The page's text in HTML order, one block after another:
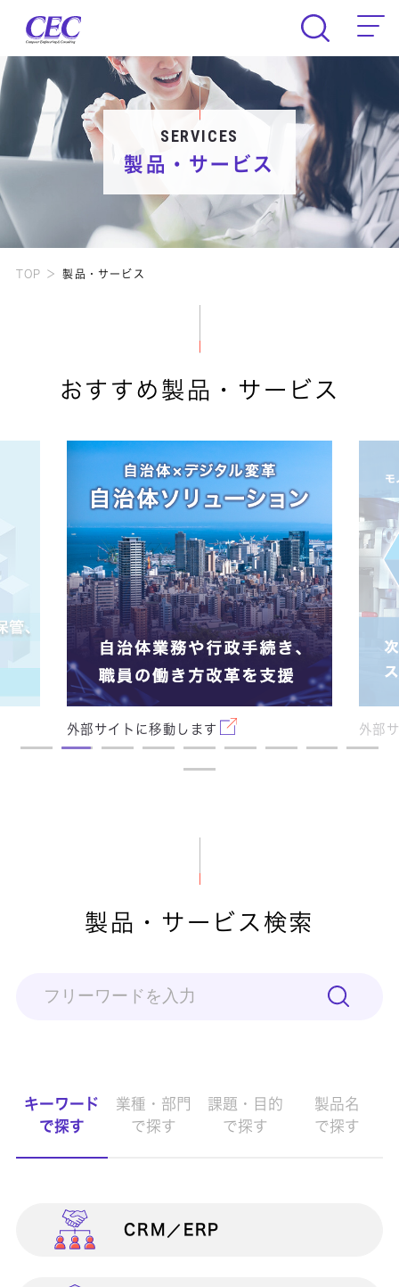
CEC Computer Engineering &
SERVICES
製品・サービス
TOP 製品・サービス
おすすめ製品・サービス
外部サイトに移動します 外部
製品・サービス検索
キーワード
で探す
業種・部門
で探す
課題・目的
で探す
製品名
で探す
CRM／ERP
製造業向け
情報共有